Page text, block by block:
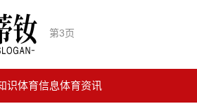
第3页
识体育信息体育资讯